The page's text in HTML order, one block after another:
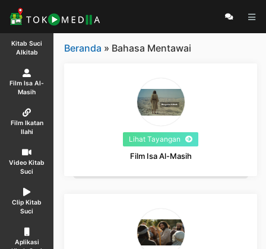
Kitab Suci
Alkitab
Film Isa Al-
Masih
Film Ikatan
Ilahi
Video Kitab
Suci
Clip Kitab
Suci
Aplikasi
Beranda » Bahasa Mentawai
Lihat Tayangan
Film Isa Al-Masih